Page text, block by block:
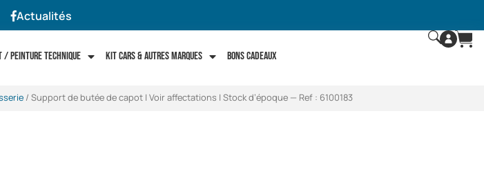
Actualités
/ Peinture technique Kit cars & autres marques Bons Cadeaux
/ Support de butée de capot | Voir affectations | Stock d’époque — Ref : 6100183